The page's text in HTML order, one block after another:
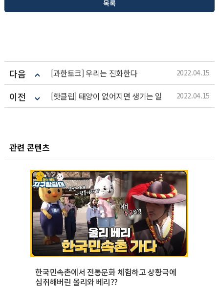
목록
다음 [과한토크] 우리는 진화한다 2022.04.15
이전 [핫클립] 태양이 없어지면 생기는 일 2022.04.15
관련 콘텐츠
한국민속촌에서 전통문화 체험하고 상황극에
심취해버린 올리와 베리??